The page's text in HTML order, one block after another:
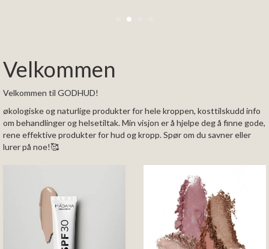
Velkommen
Velkommen til GODHUD!
økologiske og naturlige produkter for hele kroppen, kosttilskudd info
om behandlinger og helsetiltak. Min visjon er å hjelpe deg å finne gode,
rene effektive produkter for hud og kropp. Spør om du savner eller
lurer på noe!🥰